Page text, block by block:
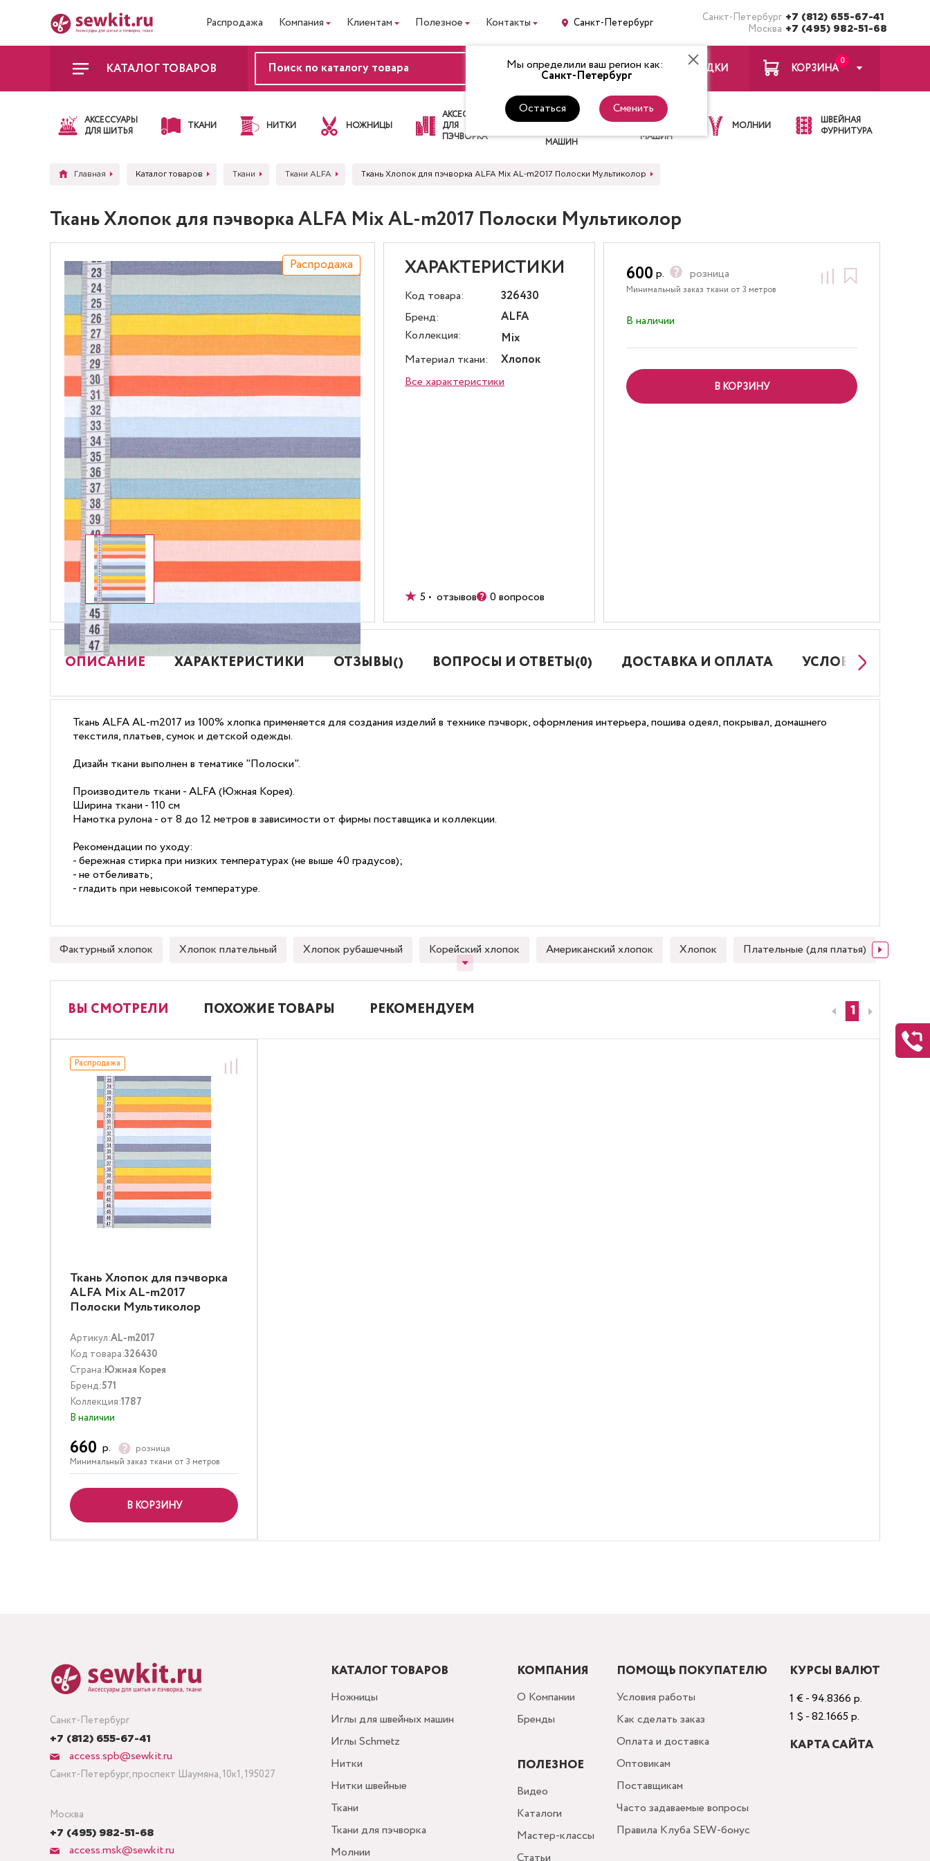
Распродажа Компания Клиентам Полезное Контакты Санкт-Петербург Санкт-Петербург +7 (812) 655-67-41
Москва +7 (495) 982-51-68
Мы определили ваш регион как:
Санкт-Петербург
Остаться Сменить
КАТАЛОГ ТОВАРОВ ВХОД ЗАКЛАДКИ
0
КОРЗИНА
АКСЕССУАРЫ
ДЛЯ ШИТЬЯ
ТКАНИ НИТКИ НОЖНИЦЫ
АКСЕССУАРЫ
ДЛЯ
ПЭЧВОРКА
ЛАПКИ
ДЛЯ
МАШИН
ИГЛЫ ДЛЯ
ШВЕЙНЫХ
МАШИН
МОЛНИИ
ШВЕЙНАЯ
ФУРНИТУРА
Главная Каталог товаров Ткани Ткани ALFA Ткань Хлопок для пэчворка ALFA Mix AL-m2017 Полоски Мультиколор
Ткань Хлопок для пэчворка ALFA Mix AL-m2017 Полоски Мультиколор
Распродажа ХАРАКТЕРИСТИКИ
Код товара:
326430
Бренд:
ALFA
Коллекция:
Mix
Материал ткани:
Хлопок
Все характеристики
5 • отзывов 0 вопросов
600 р. розница
Минимальный заказ ткани от 3 метров
В наличии
В КОРЗИНУ
ОПИСАНИЕ ХАРАКТЕРИСТИКИ ОТЗЫВЫ() ВОПРОСЫ И ОТВЕТЫ(0) ДОСТАВКА И ОПЛАТА УСЛОВИЯ РАБОТЫ
Ткань ALFA AL-m2017 из 100% хлопка применяется для создания изделий в технике пэчворк, оформления интерьера, пошива одеял, покрывал, домашнего
текстиля, платьев, сумок и детской одежды.
Дизайн ткани выполнен в тематике "Полоски".
Производитель ткани - ALFA (Южная Корея).
Ширина ткани - 110 см
Намотка рулона - от 8 до 12 метров в зависимости от фирмы поставщика и коллекции.
Рекомендации по уходу:
- бережная стирка при низких температурах (не выше 40 градусов);
- не отбеливать;
- гладить при невысокой температуре.
Фактурный хлопок Хлопок плательный Хлопок рубашечный Корейский хлопок Американский хлопок Хлопок Плательные (для платья)
ВЫ СМОТРЕЛИ ПОХОЖИЕ ТОВАРЫ РЕКОМЕНДУЕМ
Распродажа
Ткань Хлопок для пэчворка
ALFA Mix AL-m2017
Полоски Мультиколор
Артикул:AL-m2017
Код товара:326430
Страна:Южная Корея
Бренд:571
Коллекция:1787
В наличии
660 р. розница
Минимальный заказ ткани от 3 метров
В КОРЗИНУ
1
Санкт-Петербург
+7 (812) 655-67-41
access.spb@sewkit.ru
Санкт-Петербург, проспект Шаумяна, 10к1, 195027
Москва
+7 (495) 982-51-68
access.msk@sewkit.ru
КАТАЛОГ ТОВАРОВ
Ножницы
Иглы для швейных машин
Иглы Schmetz
Нитки
Нитки швейные
Ткани
Ткани для пэчворка
Молнии
КОМПАНИЯ
О Компании
Бренды
ПОЛЕЗНОЕ
Видео
Каталоги
Мастер-классы
ПОМОЩЬ ПОКУПАТЕЛЮ
Условия работы
Как сделать заказ
Оплата и доставка
Оптовикам
Поставщикам
Часто задаваемые вопросы
Правила Клуба SEW-бонус
КУРСЫ ВАЛЮТ
1 € - 94.8366 р.
1 $ - 82.1665 р.
КАРТА САЙТА